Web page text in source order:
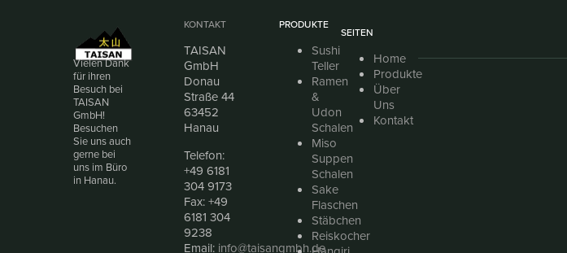
Vielen Dank
für ihren
Besuch bei
TAISAN
GmbH!
Besuchen
Sie uns auch
gerne bei
uns im Büro
in Hanau.
KONTAKT
TAISAN
GmbH
Donau
Straße 44
63452
Hanau
Telefon:
+49 6181
304 9173
Fax: +49
6181 304
9238
Email: info@taisangmbh.de
PRODUKTE
Sushi
Teller
Ramen
&
Udon
Schalen
Miso
Suppen
Schalen
Sake
Flaschen
Stäbchen
Reiskocher
SEITEN
Home
Produkte
Über
Uns
Kontakt